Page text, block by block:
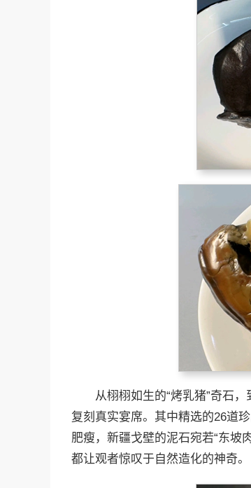
从栩栩如生的“烤乳猪”奇石
复刻真实宴席。其中精选的26道
肥瘦，新疆戈壁的泥石宛若“东坡
都让观者惊叹于自然造化的神奇。